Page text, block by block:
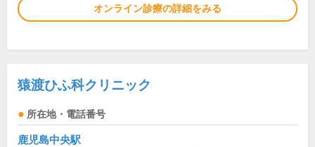
オンライン診療の詳細をみる
猿渡ひふ科クリニック
所在地・電話番号
鹿児島中央駅